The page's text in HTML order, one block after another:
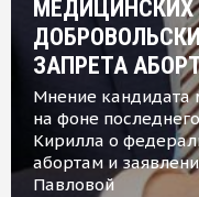
МЕДИЦИНСКИХ
ЗАПРЕТА
Мнение кандидата
на фоне
Кирилла о
абортам и
Павловой